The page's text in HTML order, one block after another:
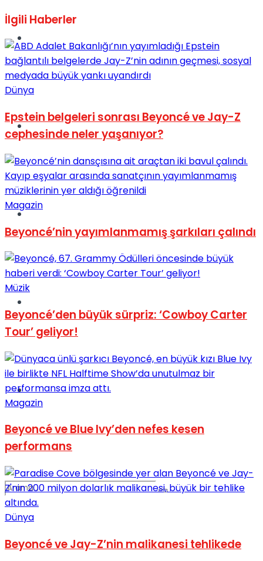
Sinema
Tatil
Podcast
İlgili Haberler
Dünya
Epstein belgeleri sonrası Beyoncé ve Jay-Z
cephesinde neler yaşanıyor?
Magazin
Beyoncé’nin yayımlanmamış şarkıları çalındı
Müzik
Beyoncé’den büyük sürpriz: ‘Cowboy Carter
Tour’ geliyor!
Magazin
Beyoncé ve Blue Ivy’den nefes kesen
performans
Dünya
Beyoncé ve Jay-Z’nin malikanesi tehlikede